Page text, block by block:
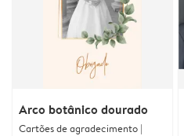
Arco botânico dourado
Cartões de agradecimento |